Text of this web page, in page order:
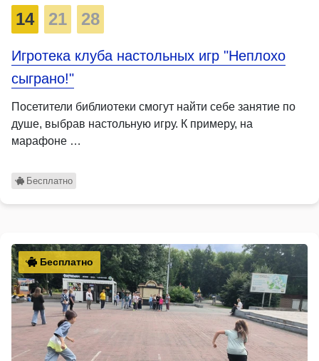
14 21 28
Игротека клуба настольных игр "Неплохо
сыграно!"
Посетители библиотеки смогут найти себе занятие по
душе, выбрав настольную игру. К примеру, на
марафоне …
Бесплатно
Бесплатно